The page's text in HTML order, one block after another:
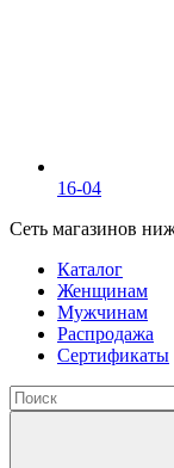
16-04
Сеть магазинов
Каталог
Женщинам
Мужчинам
Распродажа
Сертификаты